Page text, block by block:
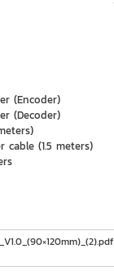
(Encoder)
(Decoder)
cable (1.5 meters)